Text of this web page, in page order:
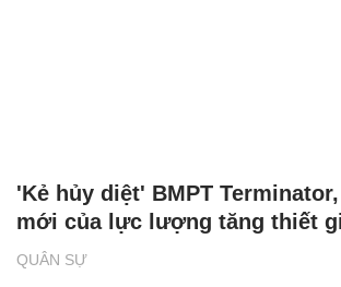
QUÂN SỰ
'Kẻ hủy diệt' BMPT
mới của lực lượng tăng thiết